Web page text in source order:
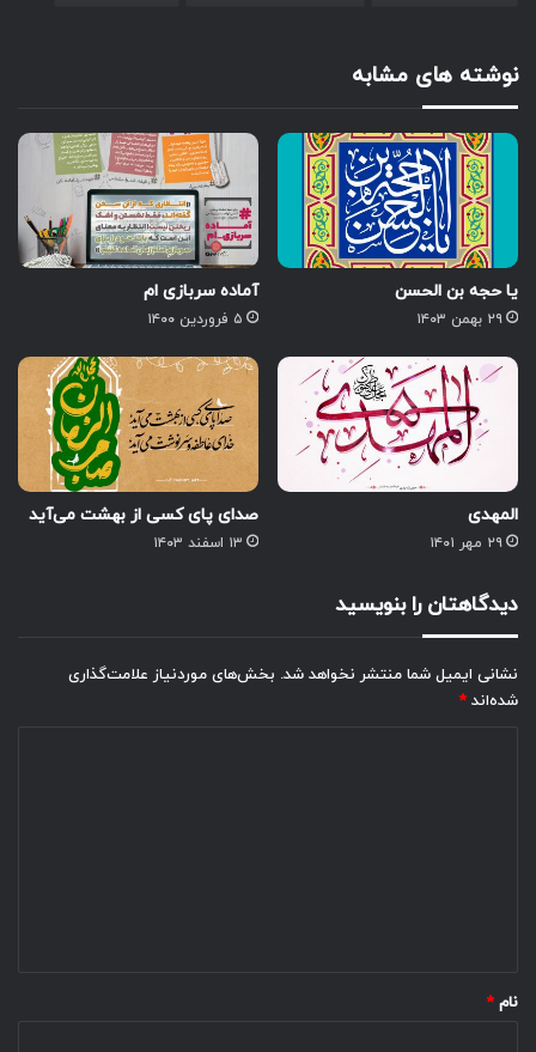
نوشته های مشابه
یا حجه بن الحسن
۲۹ بهمن ۱۴۰۳
آماده سربازی ام
۵ فروردین ۱۴۰۰
المهدی
۲۹ مهر ۱۴۰۱
صدای پای کسی از بهشت می‌آید
۱۳ اسفند ۱۴۰۳
دیدگاهتان را بنویسید
نشانی ایمیل شما منتشر نخواهد شد. بخش‌های موردنیاز علامت‌گذاری
شده‌اند *
نام *